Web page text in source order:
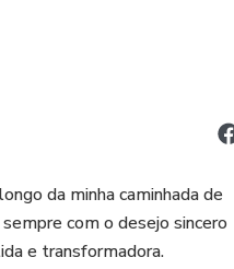
da minha caminhada de
com o desejo sincero
e transformadora.